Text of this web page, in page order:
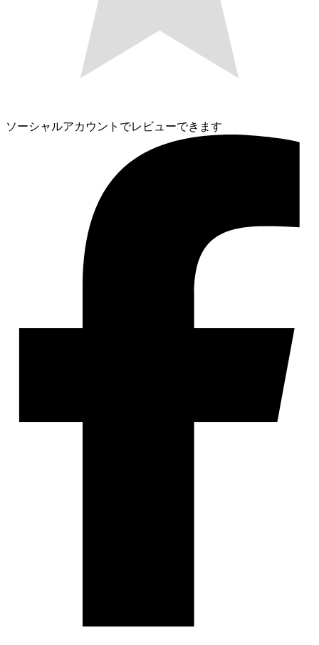
ソーシャルアカウントでレビューできます